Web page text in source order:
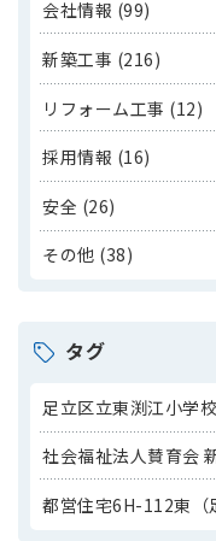
会社情報 (99)
新築工事 (216)
リフォーム工事 (12)
採用情報 (16)
安全 (26)
その他 (38)
タグ
足立区立東渕江小学
社会福祉法人賛育会
都営住宅6H-112東（